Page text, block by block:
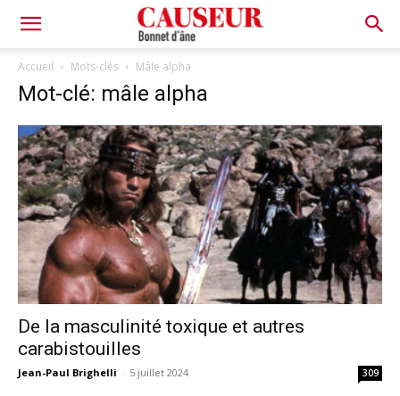
Bonnet
d'âne
Accueil Mots-clés Mâle alpha
Mot-clé: mâle alpha
De la masculinité toxique et autres
carabistouilles
Jean-Paul Brighelli - 5 juillet 2024 309